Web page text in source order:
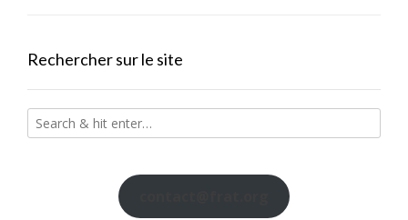
Rechercher sur le site